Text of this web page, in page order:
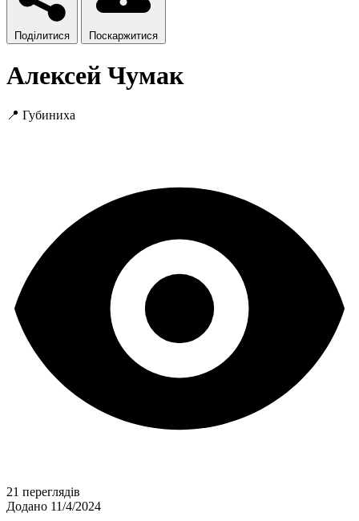
Поділитися Поскаржитися
Алексей Чумак
📍 Губиниха
21 переглядів
Додано 11/4/2024